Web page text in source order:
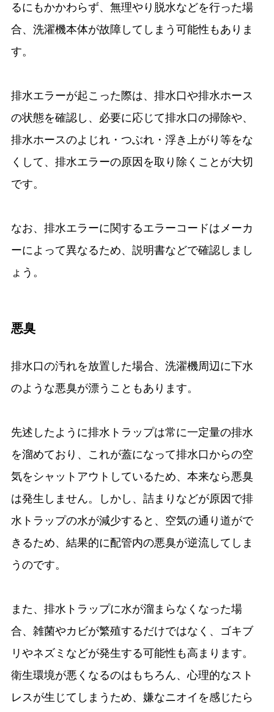
るにもかかわらず、無理やり脱水などを行った場
合、洗濯機本体が故障してしまう可能性もありま
す。
排水エラーが起こった際は、排水口や排水ホース
の状態を確認し、必要に応じて排水口の掃除や、
排水ホースのよじれ・つぶれ・浮き上がり等をな
くして、排水エラーの原因を取り除くことが大切
です。
なお、排水エラーに関するエラーコードはメーカ
ーによって異なるため、説明書などで確認しまし
ょう。
悪臭
排水口の汚れを放置した場合、洗濯機周辺に下水
のような悪臭が漂うこともあります。
先述したように排水トラップは常に一定量の排水
を溜めており、これが蓋になって排水口からの空
気をシャットアウトしているため、本来なら悪臭
は発生しません。しかし、詰まりなどが原因で排
水トラップの水が減少すると、空気の通り道がで
きるため、結果的に配管内の悪臭が逆流してしま
うのです。
また、排水トラップに水が溜まらなくなった場
合、雑菌やカビが繁殖するだけではなく、ゴキブ
リやネズミなどが発生する可能性も高まります。
衛生環境が悪くなるのはもちろん、心理的なスト
レスが生じてしまうため、嫌なニオイを感じたら